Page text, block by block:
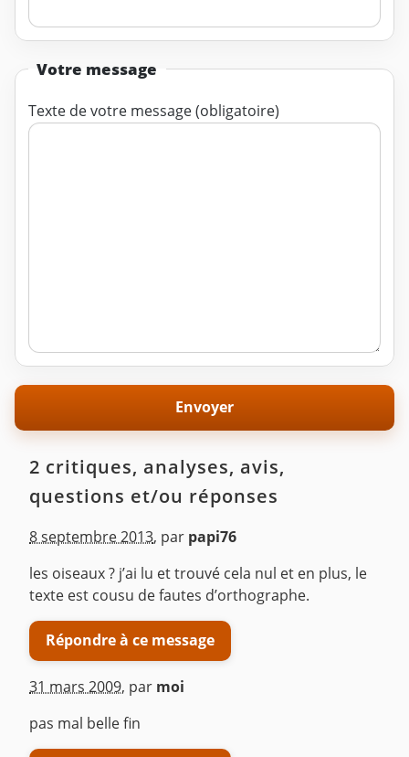
Votre message
Texte de votre message (obligatoire)
2 critiques, analyses, avis,
questions et/ou réponses
8 septembre 2013, par papi76
les oiseaux ? j’ai lu et trouvé cela nul et en plus, le
texte est cousu de fautes d’orthographe.
Répondre à ce message
31 mars 2009, par moi
pas mal belle fin